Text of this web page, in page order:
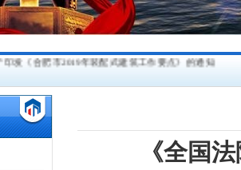
印发《合肥市2019年装配式建筑工作要点》的通知
印发《合肥市建设工程竣工结算备案 管理办法》的通知
市装配式建筑工程样板房制作基本要求《全国